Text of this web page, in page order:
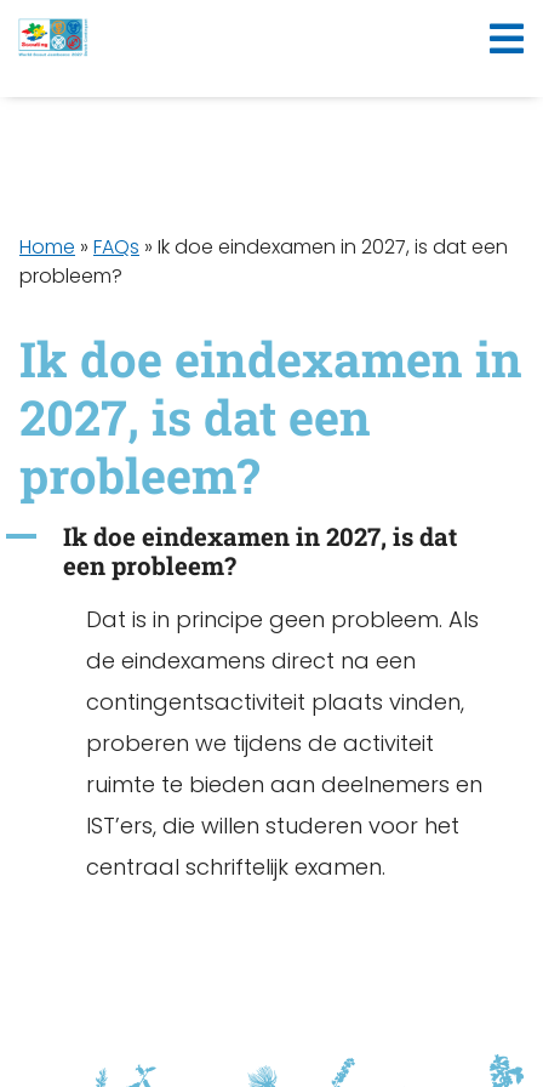
Home » FAQs » Ik doe eindexamen in 2027, is dat een
probleem?
Ik doe eindexamen in
2027, is dat een
probleem?
A
Ik doe eindexamen in 2027, is dat
een probleem?
Dat is in principe geen probleem. Als
de eindexamens direct na een
contingentsactiviteit plaats vinden,
proberen we tijdens de activiteit
ruimte te bieden aan deelnemers en
IST’ers, die willen studeren voor het
centraal schriftelijk examen.